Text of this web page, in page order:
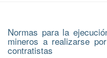
Normas para la
mineros a realizarse
contratistas